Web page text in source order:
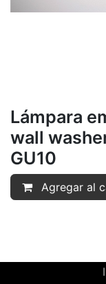
Lámpara
wall
GU10
Agregar al